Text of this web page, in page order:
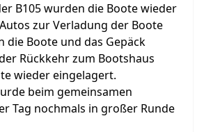
B105 wurden die Boote wieder
zur Verladung der Boote
die Boote und das Gepäck
Rückkehr zum Bootshaus
wieder eingelagert.
beim gemeinsamen
Tag nochmals in großer Runde